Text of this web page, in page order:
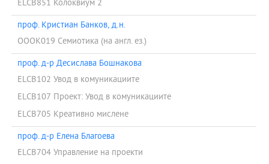
ELCB851 Колоквиум 2
проф. Кристиан Банков, д.н.
OOOK019 Семиотика (на англ. ез.)
проф. д-р Десислава Бошнакова
ELCB102 Увод в комуникациите
ELCB107 Проект: Увод в комуникациите
ELCB705 Креативно мислене
проф. д-р Елена Благоева
ELCB704 Управление на проекти